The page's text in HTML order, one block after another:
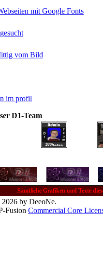
mit Google Fonts
vom Bild
im profil
D1-Team
Sämtliche Grafiken und Texte
by DeeoNe.
Fusion Commercial Core